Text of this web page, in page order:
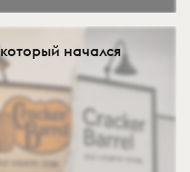
начался